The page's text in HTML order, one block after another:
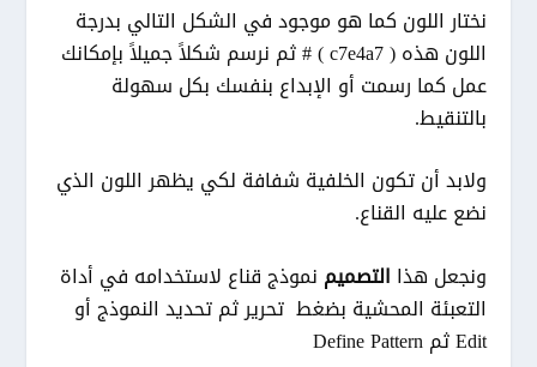
نختار اللون كما هو موجود في الشكل التالي بدرجة
اللون هذه ( c7e4a7 ) # ثم نرسم شكلاً جميلاً بإمكانك
عمل كما رسمت أو الإبداع بنفسك بكل سهولة
بالتنقيط.
ولابد أن تكون الخلفية شفافة لكي يظهر اللون الذي
نضع عليه القناع.
ونجعل هذا التصميم نموذج قناع لاستخدامه في أداة
التعبئة المحشية بضغط تحرير ثم تحديد النموذج أو
Edit ثم Define Pattern